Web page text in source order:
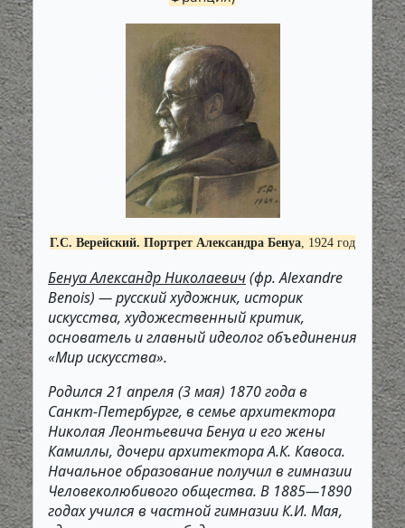
Г.С. Верейский. Портрет Александра Бенуа , 1924 год
Бенуа Александр Николаевич(фр. Alexandre
Benois) — русский художник, историк
искусства, художественный критик,
основатель и главный идеолог объединения
«Мир искусства».
Родился 21 апреля (3 мая) 1870 года в
Санкт-Петербурге, в семье архитектора
Николая Леонтьевича Бенуа и его жены
Камиллы, дочери архитектора А.К. Кавоса.
Начальное образование получил в гимназии
Человеколюбивого общества. В 1885—1890
годах учился в частной гимназии К.И. Мая,